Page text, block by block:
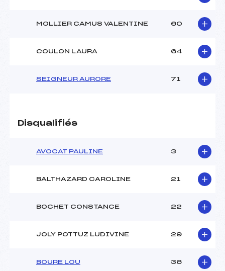
MOLLIER CAMUS VALENTINE 60
COULON LAURA 64
SEIGNEUR AURORE 71
Disqualifiés
AVOCAT PAULINE 3
BALTHAZARD CAROLINE 21
BOCHET CONSTANCE 22
JOLY POTTUZ LUDIVINE 29
BOURE LOU 36